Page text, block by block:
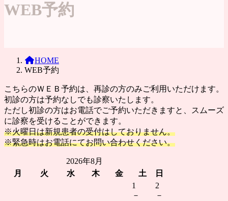
WEB予約
HOME
WEB予約
こちらのＷＥＢ予約は、再診の方のみご利用いただけます。
初診の方は予約なしでも診察いたします。
ただし初診の方はお電話でご予約いただきますと、スムーズ
に診察を受けることができます。
※火曜日は新規患者の受付はしておりません。
※緊急時はお電話にてお問い合わせください。
2026年8月
月
火 水 木 金 土
日
1
－
2
－